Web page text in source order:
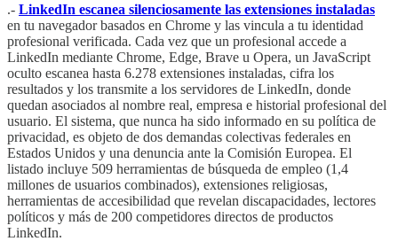
.- LinkedIn escanea silenciosamente las extensiones instaladas
en tu navegador basados en Chrome y las vincula a tu identidad
profesional verificada. Cada vez que un profesional accede a
LinkedIn mediante Chrome, Edge, Brave u Opera, un JavaScript
oculto escanea hasta 6.278 extensiones instaladas, cifra los
resultados y los transmite a los servidores de LinkedIn, donde
quedan asociados al nombre real, empresa e historial profesional del
usuario. El sistema, que nunca ha sido informado en su política de
privacidad, es objeto de dos demandas colectivas federales en
Estados Unidos y una denuncia ante la Comisión Europea. El
listado incluye 509 herramientas de búsqueda de empleo (1,4
millones de usuarios combinados), extensiones religiosas,
herramientas de accesibilidad que revelan discapacidades, lectores
políticos y más de 200 competidores directos de productos
LinkedIn.